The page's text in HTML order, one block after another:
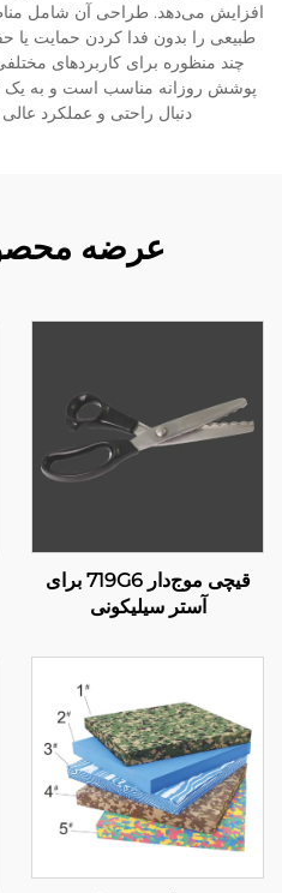
افزایش می‌دهد. طراحی آن شامل
طبیعی را بدون فدا کردن حمایت یا
چند منظوره برای کاربردهای
پوشش روزانه مناسب است و به یک
دنبال راحتی و عملکرد
عرضه
قیچی موج‌دار 719G6 برای
آستر سیلیکونی